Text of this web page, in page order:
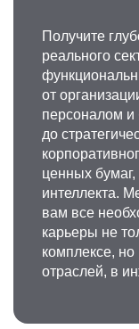
Получите
реального
от
персоналом
до
ценных
интеллекта.
вам все
карьеры не
комплексе,
отраслей, в